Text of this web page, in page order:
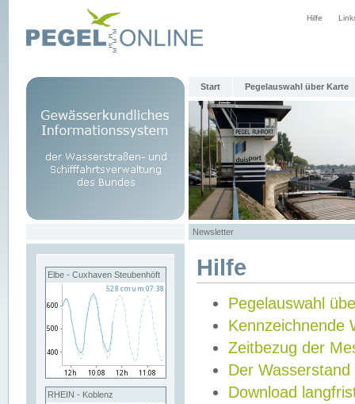
Hilfe
Start Pegelauswahl über Karte
Newsletter
Elbe - Cuxhaven Steubenhöft
RHEIN - Koblenz
Hilfe
Pegelauswahl
Kennzeichnende
Zeitbezug der
Der Wasserstand
Download